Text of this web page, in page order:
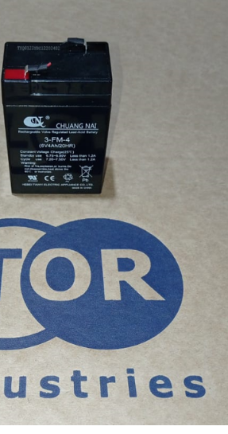
Гидравлическое
Сварочное
Дробильное